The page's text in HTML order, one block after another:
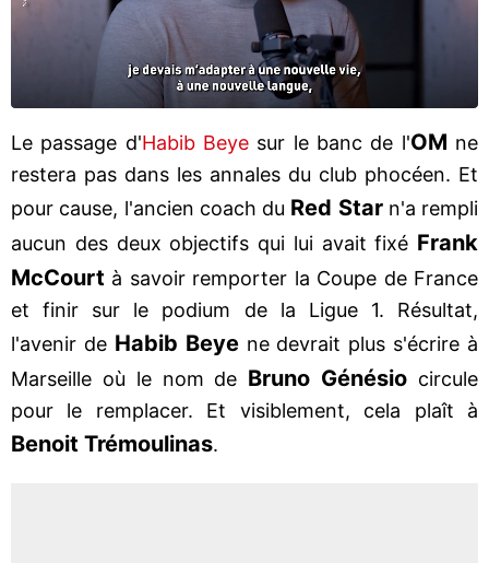
Le passage d'Habib Beye sur le banc de l'OM ne
restera pas dans les annales du club phocéen. Et
pour cause, l'ancien coach du Red Starn'a rempli
aucun des deux objectifs qui lui avait fixé Frank
McCourt à savoir remporter la Coupe de France
et finir sur le podium de la Ligue 1. Résultat,
l'avenir de Habib Beyene devrait plus s'écrire à
Marseille où le nom de Bruno Génésio circule
pour le remplacer. Et visiblement, cela plaît à
Benoit Trémoulinas.